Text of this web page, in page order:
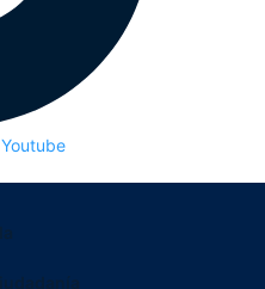
Youtube